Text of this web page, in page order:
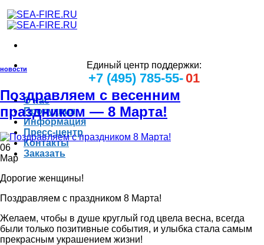
Единый центр поддержки:
+7 (495) 785-55-01
О нас
Продукция
Информация
Пресс-центр
Контакты
Заказать
новости
Поздравляем с весенним
праздником — 8 Марта!
06
Мар
Дорогие женщины!
Поздравляем с праздником 8 Марта!
Желаем, чтобы в душе круглый год цвела весна, всегда
были только позитивные события, и улыбка стала самым
прекрасным украшением жизни!